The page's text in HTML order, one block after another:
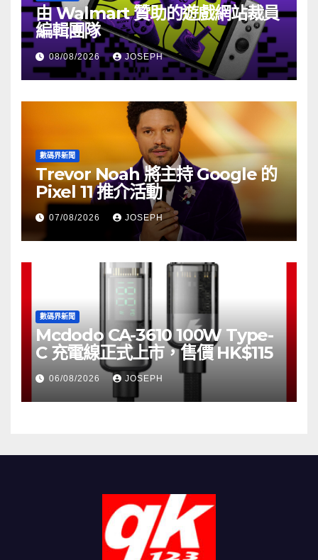
由 Walmart 贊助的遊戲網站裁員
編輯團隊
08/08/2026 JOSEPH
數碼界新聞
Trevor Noah 將主持 Google 的
Pixel 11 推介活動
07/08/2026 JOSEPH
數碼界新聞
Mcdodo CA-3610 100W Type-
C 充電線正式上市，售價 HK$115
06/08/2026 JOSEPH